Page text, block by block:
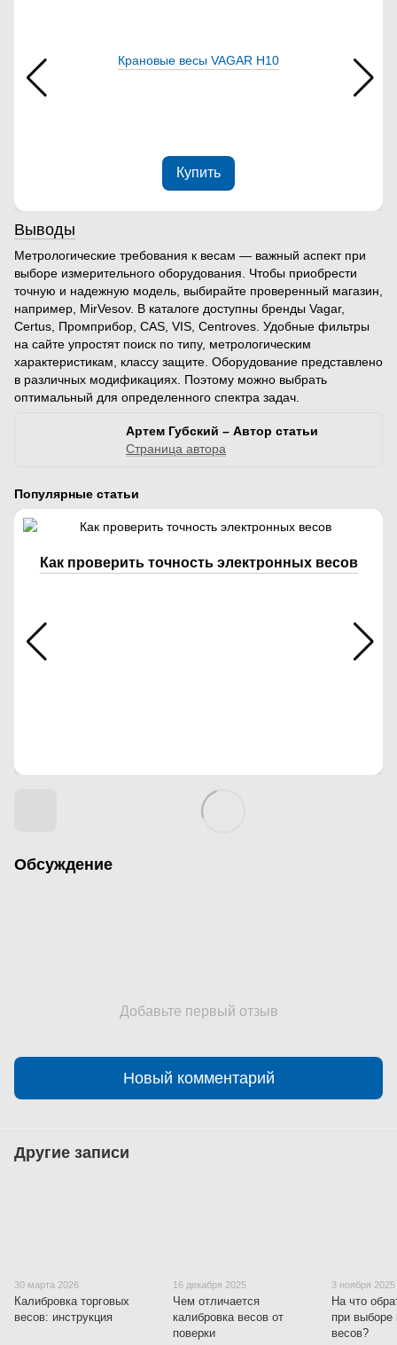
Крановые весы VAGAR Н10
Купить
Выводы
Метрологические требования к весам — важный аспект при
выборе измерительного оборудования. Чтобы приобрести
точную и надежную модель, выбирайте проверенный магазин,
например, MirVesov. В каталоге доступны бренды Vagar,
Certus, Промприбор, CAS, VIS, Centroves. Удобные фильтры
на сайте упростят поиск по типу, метрологическим
характеристикам, классу защите. Оборудование представлено
в различных модификациях. Поэтому можно выбрать
оптимальный для определенного спектра задач.
Артем Губский – Автор статьи
Страница автора
Популярные статьи
Как проверить точность электронных весов
Обсуждение
Добавьте первый отзыв
Новый комментарий
Другие записи
30 марта 2026
Калибровка торговых
весов: инструкция
16 декабря 2025
Чем отличается
калибровка весов от
поверки
3 ноября 2025
На что
при выборе
весов?